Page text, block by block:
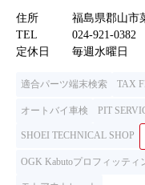
住所
福島県郡山市
TEL
024-921-0382
定休日
毎週水曜日
適合パーツ端末検索 TAX
オートバイ車検 PIT
SHOEI TECHNICAL SHOP
OGK Kabutoプロフィッティ